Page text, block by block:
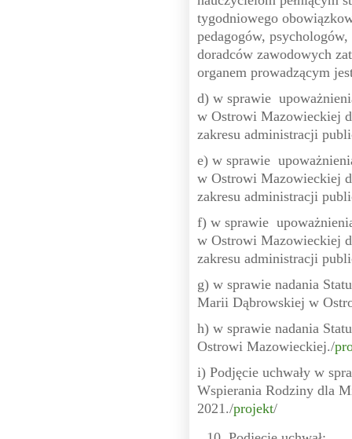
tygodniowego
pedagogów,
doradców zawodowych
organem prowadzącym
d) w sprawie
w Ostrowi Mazowieckiej
zakresu administracji
e) w sprawie
w Ostrowi Mazowieckiej
zakresu administracji
f) w sprawie
w Ostrowi Mazowieckiej
zakresu administracji
g) w sprawie nadania
Marii Dąbrowskiej w
h) w sprawie nadania
Ostrowi Mazowieckiej./
i) Podjęcie uchwały w
Wspierania Rodziny dla
2021./projekt/